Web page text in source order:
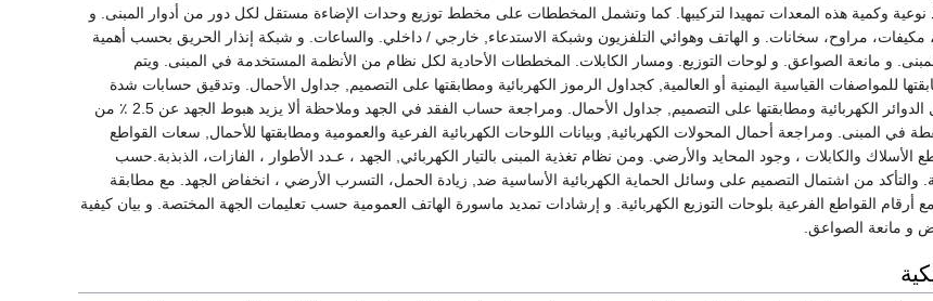
نوعية وكمية هذه المعدات تمهيدا لتركيبها. كما وتشمل المخططات على مخطط توزيع وحدات الإضاءة مستقل لكل دور من أدوار المبنى. و
مكيفات، مراوح، سخانات. و الهاتف وهوائي التلفزيون وشبكة الاستدعاء, خارجي / داخلي. والساعات. و شبكة إنذار الحريق بحسب أهمية
و مانعة الصواعق. و لوحات التوزيع. ومسار الكابلات. المخططات الأحادية لكل نظام من الأنظمة المستخدمة في المبنى. ويتم
للمواصفات القياسية اليمنية أو العالمية, كجداول الرموز الكهربائية ومطابقتها على التصميم, جداول الأحمال. وتدقيق حسابات شدة
الإضاءة. وحسابات أحمال الدوائر الكهربائية ومطابقتها على التصميم, جداول الأحمال. ومراجعة حساب الفقد في الجهد وملاحظة ألا يزيد هبوط الجهد عن 2.5 ٪ من
في المبنى. ومراجعة أحمال المحولات الكهربائية, وبيانات اللوحات الكهربائية الفرعية والعمومية ومطابقتها للأحمال, سعات القواطع
الأسلاك والكابلات ، وجود المحايد والأرضي. ومن نظام تغذية المبنى بالتيار الكهربائي, الجهد ، عـدد الأطوار ، الفازات، الذبذبة.حسب
والتأكد من اشتمال التصميم على وسائل الحماية الكهربائية الأساسية ضد, زيادة الحمل، التسرب الأرضي ، انخفاض الجهد. مع مطابقة
مع أرقام القواطع الفرعية بلوحات التوزيع الكهربائية. و إرشادات تمديد ماسورة الهاتف العمومية حسب تعليمات الجهة المختصة. و بيان كيفية
و مانعة الصواعق.